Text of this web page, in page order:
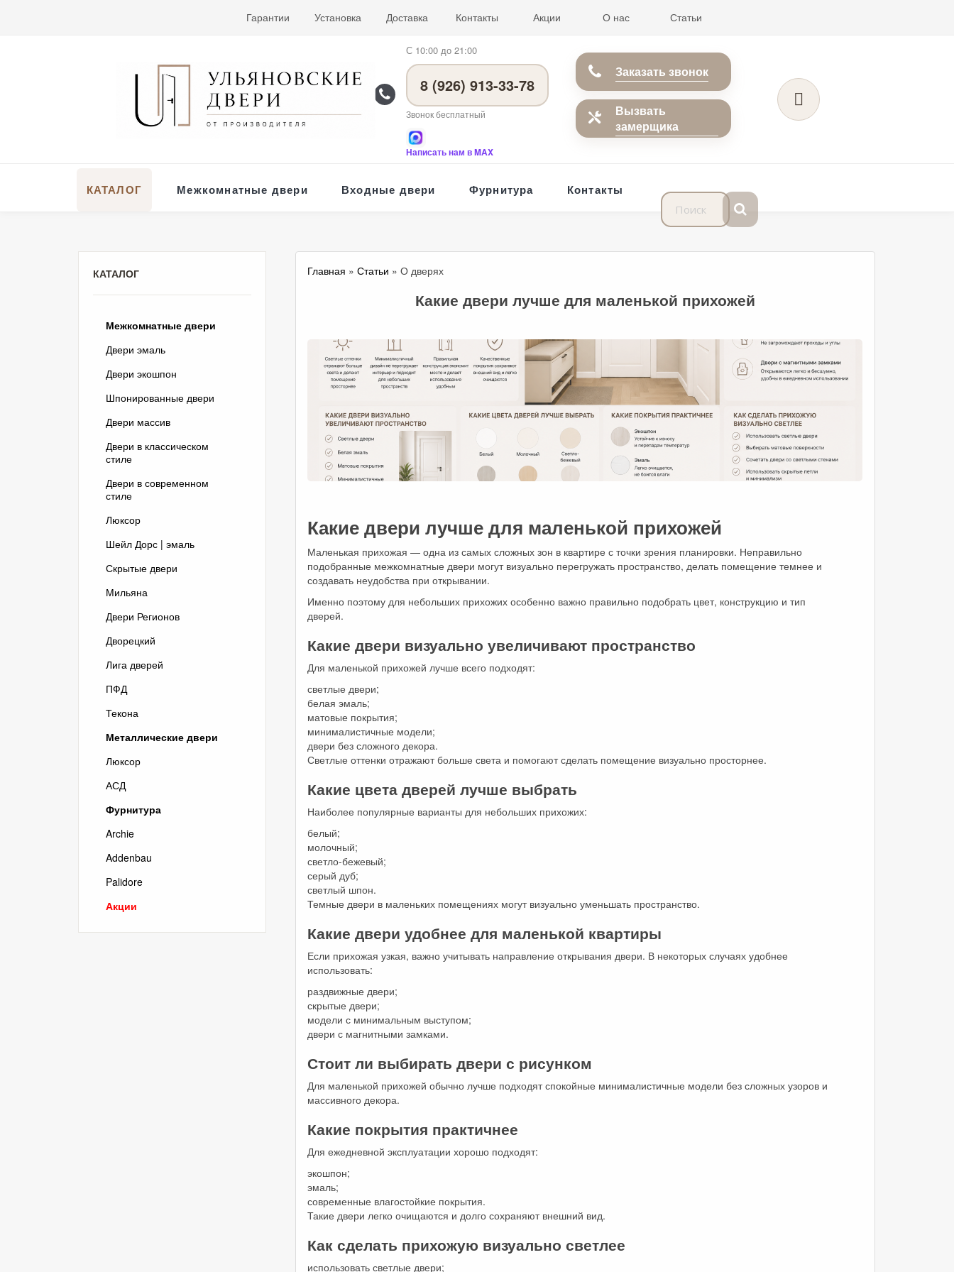
Гарантии Установка Доставка Контакты Акции О нас Статьи
С 10:00 до 21:00
8 (926) 913-33-78
Звонок бесплатный
Написать нам в MAX
Заказать звонок
Вызвать
замерщика
КАТАЛОГ Межкомнатные двери Входные двери Фурнитура Контакты
Главная »Статьи » О дверях
Какие двери лучше для маленькой прихожей
Какие двери лучше для маленькой прихожей
Маленькая прихожая — одна из самых сложных зон в квартире с точки зрения планировки. Неправильно
подобранные межкомнатные двери могут визуально перегружать пространство, делать помещение темнее и
создавать неудобства при открывании.
Именно поэтому для небольших прихожих особенно важно правильно подобрать цвет, конструкцию и тип
дверей.
Какие двери визуально увеличивают пространство
Для маленькой прихожей лучше всего подходят:
светлые двери;
белая эмаль;
матовые покрытия;
минималистичные модели;
двери без сложного декора.
Светлые оттенки отражают больше света и помогают сделать помещение визуально просторнее.
Какие цвета дверей лучше выбрать
Наиболее популярные варианты для небольших прихожих:
белый;
молочный;
светло-бежевый;
серый дуб;
светлый шпон.
Темные двери в маленьких помещениях могут визуально уменьшать пространство.
Какие двери удобнее для маленькой квартиры
Если прихожая узкая, важно учитывать направление открывания двери. В некоторых случаях удобнее
использовать:
раздвижные двери;
скрытые двери;
модели с минимальным выступом;
двери с магнитными замками.
Стоит ли выбирать двери с рисунком
Для маленькой прихожей обычно лучше подходят спокойные минималистичные модели без сложных узоров и
массивного декора.
Какие покрытия практичнее
Для ежедневной эксплуатации хорошо подходят:
экошпон;
эмаль;
современные влагостойкие покрытия.
Такие двери легко очищаются и долго сохраняют внешний вид.
Как сделать прихожую визуально светлее
использовать светлые двери;
КАТАЛОГ
Межкомнатные двери
Двери эмаль
Двери экошпон
Шпонированные двери
Двери массив
Двери в классическом
стиле
Двери в современном
стиле
Люксор
Шейл Дорс | эмаль
Скрытые двери
Мильяна
Двери Регионов
Дворецкий
Лига дверей
ПФД
Текона
Металлические двери
Люксор
АСД
Фурнитура
Archie
Addenbau
Palidore
Акции